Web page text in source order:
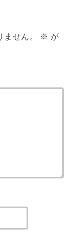
せん。 ※ が